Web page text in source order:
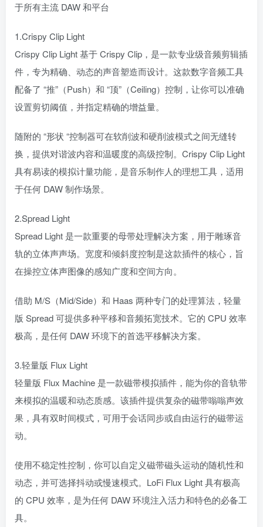
于所有主流 DAW 和平台
1.Crispy Clip Light
Crispy Clip Light 基于 Crispy Clip，是一款专业级音频剪辑插
件，专为精确、动态的声音塑造而设计。这款数字音频工具
配备了 “推”（Push）和 “顶”（Ceiling）控制，让你可以准确
设置剪切阈值，并指定精确的增益量。
随附的 “形状 “控制器可在软削波和硬削波模式之间无缝转
换，提供对谐波内容和温暖度的高级控制。Crispy Clip Light
具有易读的模拟计量功能，是音乐制作人的理想工具，适用
于任何 DAW 制作场景。
2.Spread Light
Spread Light 是一款重要的母带处理解决方案，用于雕琢音
轨的立体声声场。宽度和倾斜度控制是这款插件的核心，旨
在操控立体声图像的感知广度和空间方向。
借助 M/S（Mid/Side）和 Haas 两种专门的处理算法，轻量
版 Spread 可提供多种平移和音频拓宽技术。它的 CPU 效率
极高，是任何 DAW 环境下的首选平移解决方案。
3.轻量版 Flux Light
轻量版 Flux Machine 是一款磁带模拟插件，能为你的音轨带
来模拟的温暖和动态质感。该插件提供复杂的磁带嗡嗡声效
果，具有双时间模式，可用于会话同步或自由运行的磁带运
动。
使用不稳定性控制，你可以自定义磁带磁头运动的随机性和
动态，并可选择抖动或慢速模式。LoFi Flux Light 具有极高
的 CPU 效率，是为任何 DAW 环境注入活力和特色的必备工
具。